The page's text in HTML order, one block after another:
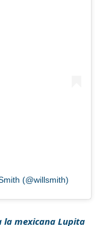
(@willsmith)
la mexicana Lupita